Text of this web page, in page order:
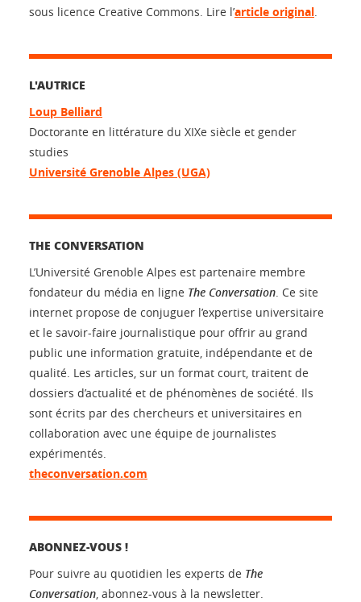
sous licence Creative Commons. Lire l’article original
L'AUTRICE
Loup Belliard
Doctorante en littérature du XIXe siècle et gender
studies
Université Grenoble Alpes (UGA)
THE CONVERSATION
L’Université Grenoble Alpes est partenaire membre
fondateur du média en ligne The Conversation . Ce site
internet propose de conjuguer l’expertise universitaire
et le savoir-faire journalistique pour offrir au grand
public une information gratuite, indépendante et de
qualité. Les articles, sur un format court, traitent de
dossiers d’actualité et de phénomènes de société. Ils
sont écrits par des chercheurs et universitaires en
collaboration avec une équipe de journalistes
expérimentés.
theconversation.com
ABONNEZ-VOUS !
Pour suivre au quotidien les experts de The
Conversation , abonnez-vous à la newsletter.